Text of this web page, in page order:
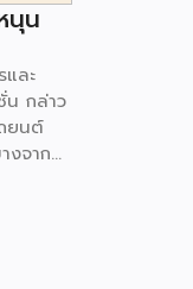
นุน
และ
น กล่าว
ยนต์
งจาก